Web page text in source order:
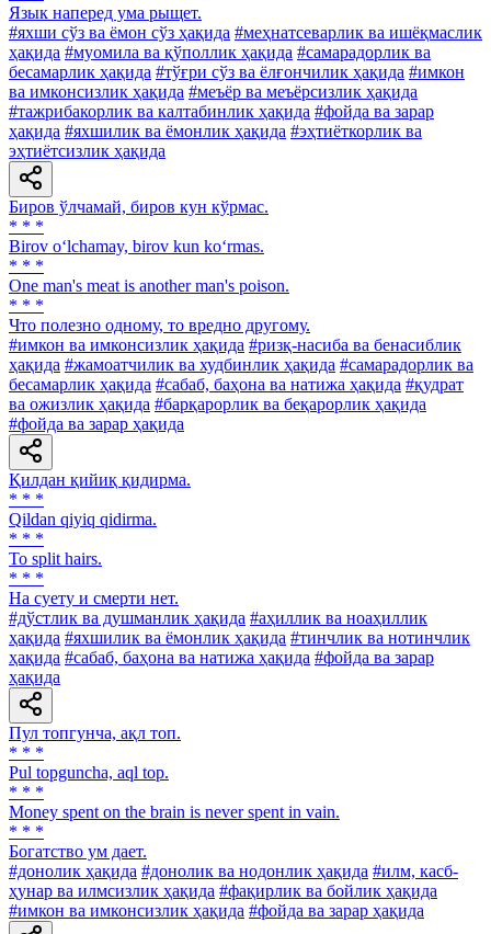
Язык наперед ума рыщет.
#яхши сўз ва ёмон сўз ҳақида #меҳнатсеварлик ва ишёқмаслик
ҳақида #муомила ва қўполлик ҳақида #самарадорлик ва
бесамарлик ҳақида #тўғри сўз ва ёлғончилик ҳақида #имкон
ва имконсизлик ҳақида #меъёр ва меъёрсизлик ҳақида
#тажрибакорлик ва калтабинлик ҳақида #фойда ва зарар
ҳақида #яхшилик ва ёмонлик ҳақида #эҳтиёткорлик ва
эҳтиётсизлик ҳақида
Биров ўлчамай, биров кун кўрмас.
* * *
Birov o‘lchamay, birov kun ko‘rmas.
* * *
One man's meat is another man's poison.
* * *
Что полезно одному, то вредно другому.
#имкон ва имконсизлик ҳақида #ризқ-насиба ва бенасиблик
ҳақида #жамоатчилик ва худбинлик ҳақида #самарадорлик ва
бесамарлик ҳақида #сабаб, баҳона ва натижа ҳақида #қудрат
ва ожизлик ҳақида #барқарорлик ва беқарорлик ҳақида
#фойда ва зарар ҳақида
Қилдан қийиқ қидирма.
* * *
Qildan qiyiq qidirma.
* * *
To split hairs.
* * *
Ha суету и смерти нет.
#дўстлик ва душманлик ҳақида #аҳиллик ва ноаҳиллик
ҳақида #яхшилик ва ёмонлик ҳақида #тинчлик ва нотинчлик
ҳақида #сабаб, баҳона ва натижа ҳақида #фойда ва зарар
ҳақида
Пул топгунча, ақл топ.
* * *
Pul topguncha, aql top.
* * *
Money spent on the brain is never spent in vain.
* * *
Богатство ум дает.
#донолик ҳақида #донолик ва нодонлик ҳақида #илм, касб-
ҳунар ва илмсизлик ҳақида #фақирлик ва бойлик ҳақида
#имкон ва имконсизлик ҳақида #фойда ва зарар ҳақида